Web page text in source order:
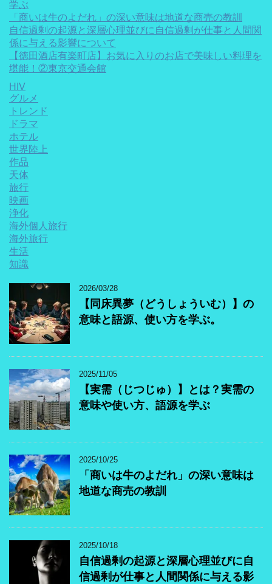
学ぶ
「商いは牛のよだれ」の深い意味は地道な商売の教訓
自信過剰の起源と深層心理並びに自信過剰が仕事と人間関
係に与える影響について
【徳田酒店有楽町店】お気に入りのお店で美味しい料理を
堪能！②東京交通会館
HIV
グルメ
トレンド
ドラマ
ホテル
世界陸上
作品
天体
旅行
映画
浄化
海外個人旅行
海外旅行
生活
知識
2026/03/28
【同床異夢（どうしょういむ）】の
意味と語源、使い方を学ぶ。
2025/11/05
【実需（じつじゅ）】とは？実需の
意味や使い方、語源を学ぶ
2025/10/25
「商いは牛のよだれ」の深い意味は
地道な商売の教訓
2025/10/18
自信過剰の起源と深層心理並びに自
信過剰が仕事と人間関係に与える影